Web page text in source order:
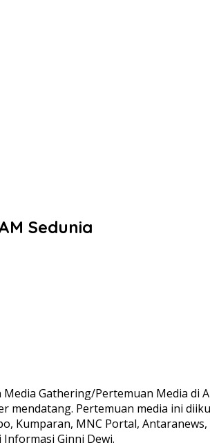
Sedunia
Gathering/Pertemuan Media di
mendatang. Pertemuan media ini
Kumparan, MNC Portal,
Ginni Dewi.